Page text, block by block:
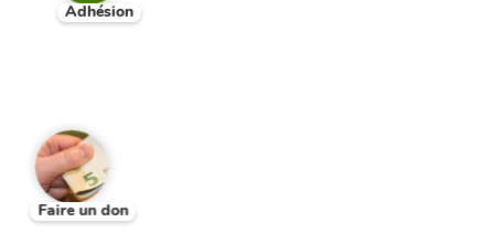
Adhésion
Faire un don